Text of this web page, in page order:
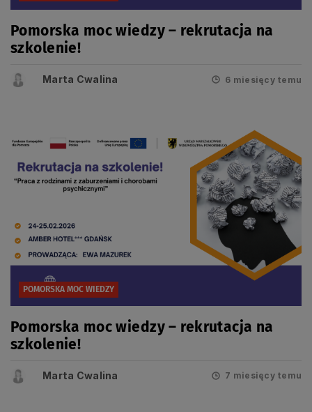
Pomorska moc wiedzy – rekrutacja na
szkolenie!
Marta Cwalina 6 miesięcy temu
POMORSKA MOC WIEDZY
Pomorska moc wiedzy – rekrutacja na
szkolenie!
Marta Cwalina 7 miesięcy temu